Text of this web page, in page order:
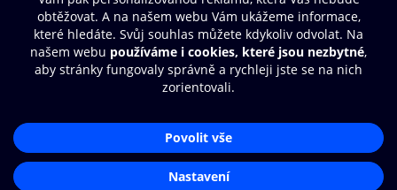
Další zábava
© O2 Czech Republic a.s.
Zásady zpracování osobních údajůAplikace O2 Knihovna
Čti a poslouchej své e-knihy a